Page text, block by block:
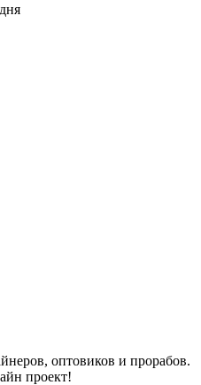
оптовиков и прорабов.
проект!